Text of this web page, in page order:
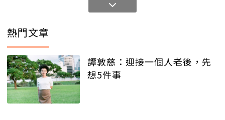
熱門文章
譚敦慈：迎接一個人老後，先
想5件事